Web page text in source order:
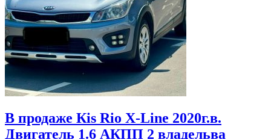
В продаже Кis Rio X-Line 2020г.в.
Двигатель 1.6 АКПП 2 владельва